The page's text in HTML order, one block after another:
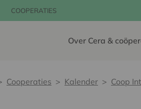
COOPERATIES
Over Cera &
Cooperaties Kalender Coop